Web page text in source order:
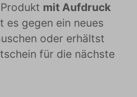
mit Aufdruck
es gegen ein neues
oder erhältst
für die nächste